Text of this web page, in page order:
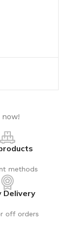
methods
Delivery
off orders